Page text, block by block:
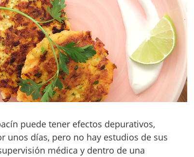
puede tener efectos depurativos,
unos días, pero no hay estudios de sus
médica y dentro de una